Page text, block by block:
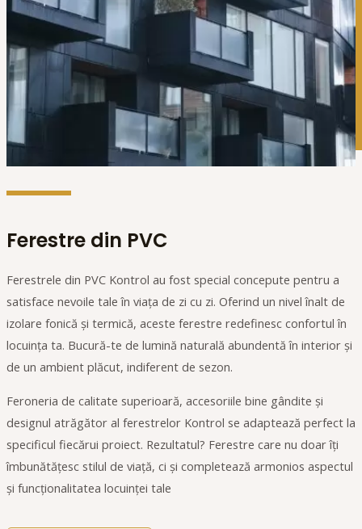
Ferestre din PVC
Ferestrele din PVC Kontrol au fost special concepute pentru a
satisface nevoile tale în viața de zi cu zi. Oferind un nivel înalt de
izolare fonică și termică, aceste ferestre redefinesc confortul în
locuința ta. Bucură-te de lumină naturală abundentă în interior și
de un ambient plăcut, indiferent de sezon.
Feroneria de calitate superioară, accesoriile bine gândite și
designul atrăgător al ferestrelor Kontrol se adaptează perfect la
specificul fiecărui proiect. Rezultatul? Ferestre care nu doar îți
îmbunătățesc stilul de viață, ci și completează armonios aspectul
și funcționalitatea locuinței tale